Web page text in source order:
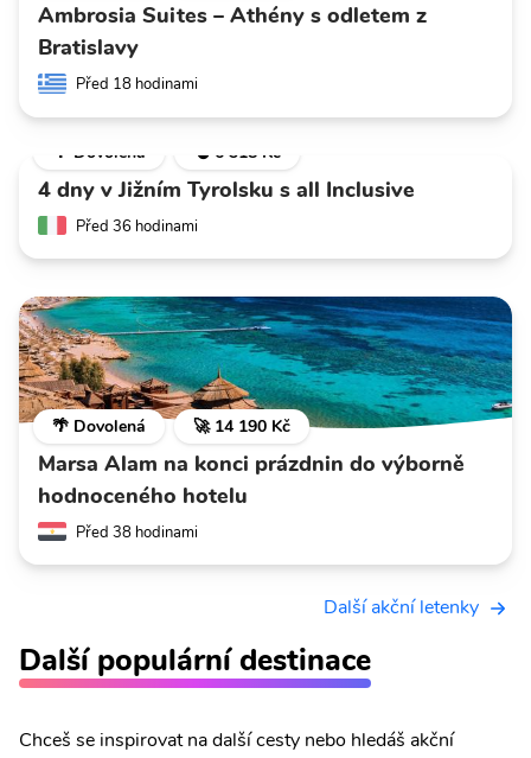
Ambrosia Suites – Athény s odletem z
Bratislavy
Před 18 hodinami
🌴 Dovolená 💣 6 318 Kč
4 dny v Jižním Tyrolsku s all Inclusive
Před 36 hodinami
🌴 Dovolená 🚀 14 190 Kč
Marsa Alam na konci prázdnin do výborně
hodnoceného hotelu
Před 38 hodinami
Další akční letenky
Další populární destinace
Chceš se inspirovat na další cesty nebo hledáš akční